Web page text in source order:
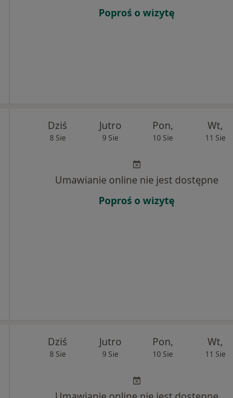
Poproś o wizytę
Dziś
8 Sie
Jutro
9 Sie
Pon,
10 Sie
Wt,
11 Sie
Umawianie online nie jest dostępne
Poproś o wizytę
Dziś
8 Sie
Jutro
9 Sie
Pon,
10 Sie
Wt,
11 Sie